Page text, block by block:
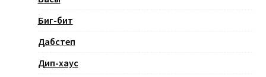
Биг-бит
Дабстеп
Дип-хаус